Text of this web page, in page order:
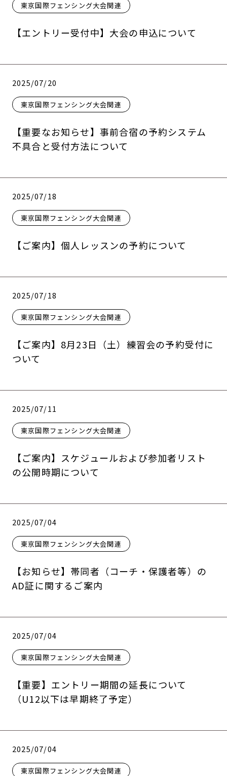
東京国際フェンシング大会関連
【エントリー受付中】大会の申込について
2025/07/20
東京国際フェンシング大会関連
【重要なお知らせ】事前合宿の予約システム
不具合と受付方法について
2025/07/18
東京国際フェンシング大会関連
【ご案内】個人レッスンの予約について
2025/07/18
東京国際フェンシング大会関連
【ご案内】8月23日（土）練習会の予約受付に
ついて
2025/07/11
東京国際フェンシング大会関連
【ご案内】スケジュールおよび参加者リスト
の公開時期について
2025/07/04
東京国際フェンシング大会関連
【お知らせ】帯同者（コーチ・保護者等）の
AD証に関するご案内
2025/07/04
東京国際フェンシング大会関連
【重要】エントリー期間の延長について
（U12以下は早期終了予定）
2025/07/04
東京国際フェンシング大会関連